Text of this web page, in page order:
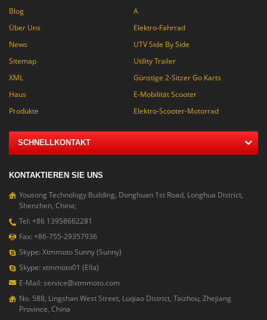
Blog
Über Uns
News
Sitemap
XML
Haus
Produkte
A
Elektro-Fahrrad
UTV Side By Side
Utility Trailer
Günstige 2-Sitzer Go Karts
E-Mobilität Scooter
Elektro-Scooter-Motorrad
SCHNELLKONTAKT
KONTAKTIEREN SIE UNS
Yousong Technology Building, Donghuan 1st Road, Longhua District,
Shenzhen, China;
Tel: +86 13958662281
Fax: +86-755-29357936
Skype: Xtmmoto Sunny (Sunny)
Skype: xtmmoto01 (Ella)
E-Mail: service@xtmmoto.com
No. 588, Lingshan West Street, Luqiao District, Taizhou, Zhejiang
Province, China